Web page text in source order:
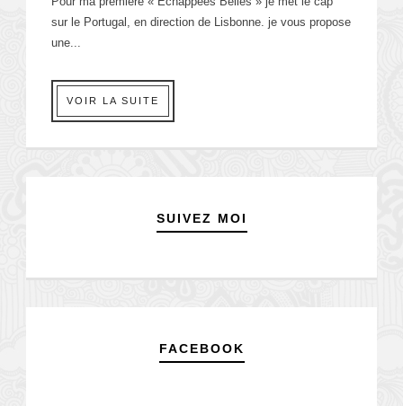
sur le Portugal, en direction de Lisbonne. je vous propose
une...
VOIR LA SUITE
SUIVEZ MOI
FACEBOOK